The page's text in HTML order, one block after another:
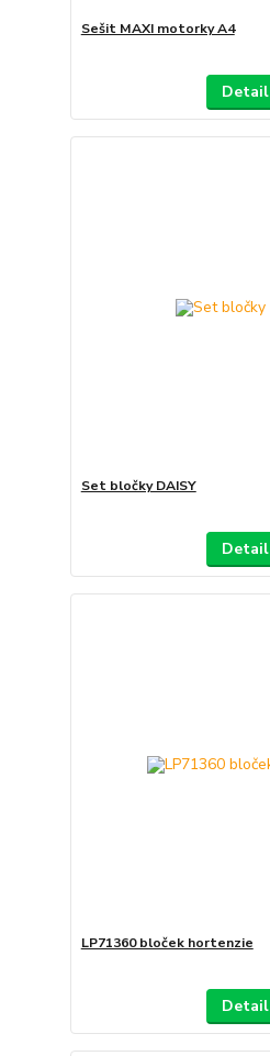
Sešit MAXI motorky A4
Detail
Set bločky DAISY
Detail
LP71360 bloček hortenzie
Detail